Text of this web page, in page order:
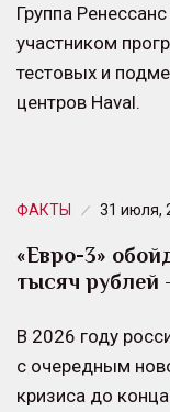
Группа
участником
тестовых и
центров Haval.
ФАКТЫ 31 июля,
«Евро-3»
тысяч
В 2026 году
с очередным
кризиса до